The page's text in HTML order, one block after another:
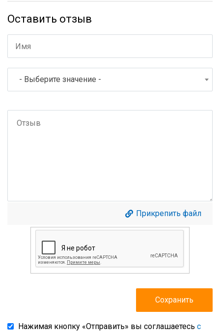
Оставить отзыв
- Выберите значение -
Прикрепить файл
Нажимая кнопку «Отправить» вы соглашаетесь с